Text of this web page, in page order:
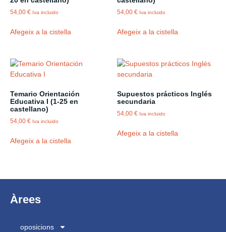
54,00 € Iva incluido
Afegeix a la cistella
54,00€ Iva incluido
Afegeix a la cistella
Temario Orientación
Educativa I (1-25 en
castellano)
54,00 € Iva incluido
Afegeix a la cistella
Supuestos prácticos Inglés
secundaria
54,00€ Iva incluido
Afegeix a la cistella
Àrees
oposicions